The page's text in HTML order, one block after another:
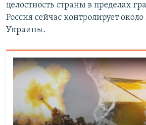
целостность страны в пределах
Россия сейчас контролирует
Украины.